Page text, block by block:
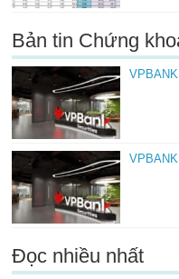
Bản tin Chứng
Đọc nhiều nhất